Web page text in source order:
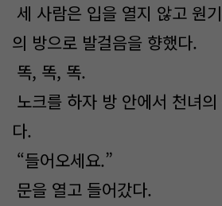
세 사람은 입을 열지 않고 원
의 방으로 발걸음을 향했다.
똑, 똑, 똑.
노크를 하자 방 안에서 천녀
다.
“들어오세요.”
문을 열고 들어갔다.